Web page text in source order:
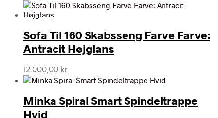
Sofa Til 160 Skabsseng Farve Farve:
Antracit Højglans
12.000,00 kr.
Minka Spiral Smart Spindeltrappe
Hvid